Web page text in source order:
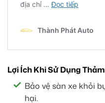
Lợi Ích Khi Sử Dụng
Bảo vệ sàn xe khỏi
hại.